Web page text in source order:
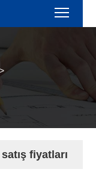
>
fiyatları